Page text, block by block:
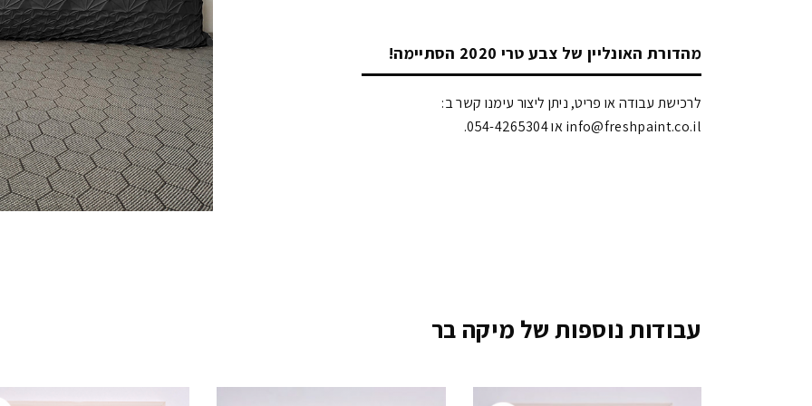
מהדורת האונליין של צבע טרי 2020 הסתיימה!
לרכישת עבודה או פריט, ניתן ליצור עימנו קשר ב:
info@freshpaint.co.il‏ או 054-4265304.
עבודות נוספות של מיקה בר